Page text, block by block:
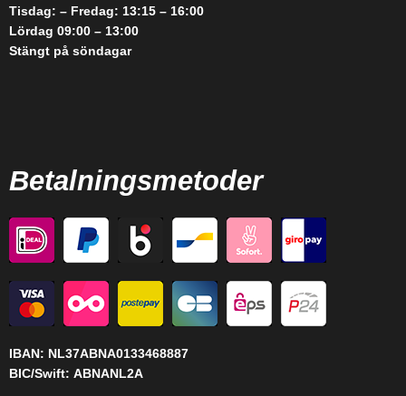
Tisdag: – Fredag: 13:15 – 16:00
Lördag 09:00 – 13:00
Stängt på söndagar
Betalningsmetoder
IBAN: NL37ABNA0133468887
BIC/Swift: ABNANL2A